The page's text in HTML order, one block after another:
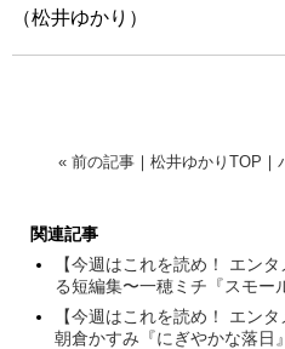
（松井ゆかり）
« 前の記事 ｜ 松井ゆかりTOP ｜
関連記事
【今週はこれを読め！ エン
る短編集〜一穂ミチ『スモー
【今週はこれを読め！ エン
朝倉かすみ『にぎやかな落日』